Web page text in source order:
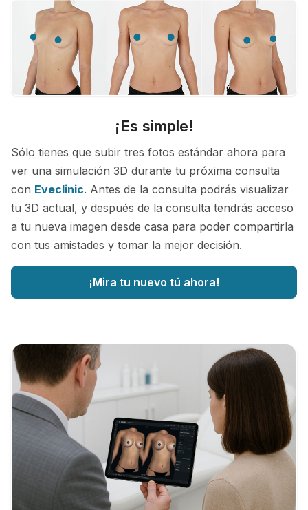
¡Es simple!
Sólo tienes que subir tres fotos estándar ahora para
ver una simulación 3D durante tu próxima consulta
con Eveclinic. Antes de la consulta podrás visualizar
tu 3D actual, y después de la consulta tendrás acceso
a tu nueva imagen desde casa para poder compartirla
con tus amistades y tomar la mejor decisión.
¡Mira tu nuevo tú ahora!